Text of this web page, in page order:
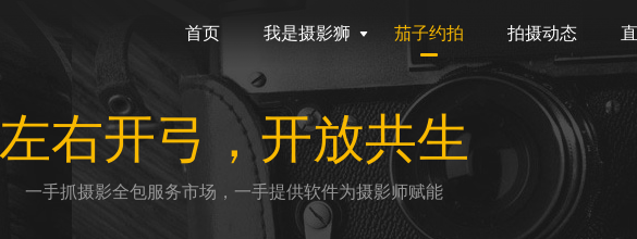
首页 我是摄影狮 茄子约拍 拍摄动态
左右开弓，开放共生
一手抓摄影全包服务市场，一手提供软件为摄影师赋能